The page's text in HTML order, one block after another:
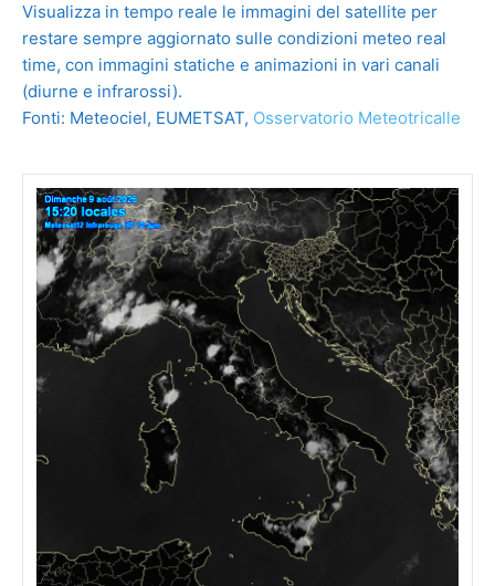
Visualizza in tempo reale le immagini del satellite per
restare sempre aggiornato sulle condizioni meteo real
time, con immagini statiche e animazioni in vari canali
(diurne e infrarossi).
Fonti: Meteociel, EUMETSAT, Osservatorio Meteotricalle